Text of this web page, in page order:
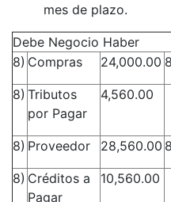
mes de plazo.
Debe Negocio Haber
8) Compras 24,000.00
8) Tributos
por Pagar
4,560.00
8) Proveedor 28,560.00
8) Créditos a
Pagar
10,560.00